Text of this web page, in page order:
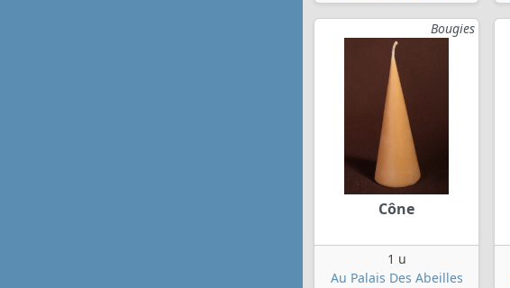
Bougies
Cône
1 u
Au Palais Des Abeilles